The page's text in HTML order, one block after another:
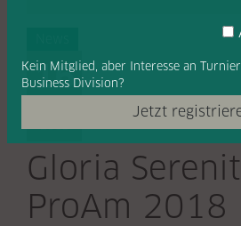
16
2018
Gloria
ProAm 2018
Jetzt
Kein Mitglied, aber Interesse an
Business Division?